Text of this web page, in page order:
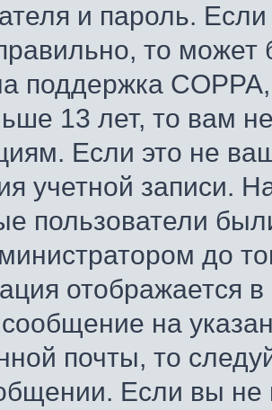
и пароль.
то может
поддержка
13 лет, то вам
Если это не
учетной записи.
пользователи
до
отображается
на
почты, то
Если вы